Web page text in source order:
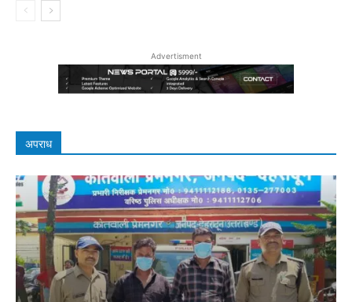
Advertisment
अपराध